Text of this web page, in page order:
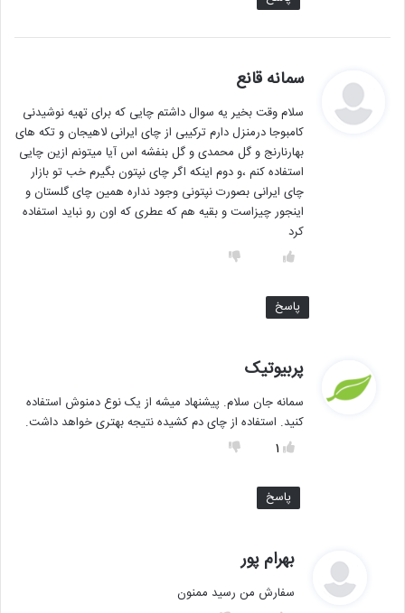
سمانه قانع
ت
:
سلام وقت بخیر یه سوال داشتم چایی که برای تهیه نوشیدنی
کامبوجا درمنزل دارم ترکیبی از چای ایرانی لاهیجان و تکه های
بهارنارنج و گل محمدی و گل بنفشه اس آیا میتونم ازین چایی
استفاده کنم ،و دوم اینکه اگر چای نپتون بگیرم خب تو بازار
چای ایرانی بصورت نپتونی وجود نداره همین چای گلستان و
اینجور چیزاست و بقیه هم که عطری که اون رو نباید استفاده
کرد
پاسخ
پربیوتیک
ت
:
سمانه جان سلام. پیشنهاد میشه از یک نوع دمنوش استفاده
کنید. استفاده از چای دم کشیده نتیجه بهتری خواهد داشت.
1
پاسخ
بهرام پور
ت
سفارش من رسید ممنون